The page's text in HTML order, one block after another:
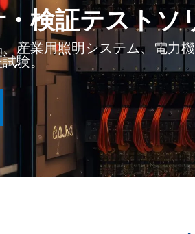
検証テストソ
産業用照明システム、電力
験。